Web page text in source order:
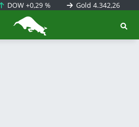
DOW+0,29 % Gold 4.342,26
BörsenNEWS.de